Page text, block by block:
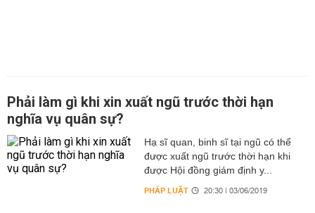
Phải làm gì khi xin xuất ngũ trước thời hạn
nghĩa vụ quân sự?
Hạ sĩ quan, binh sĩ tại ngũ có thể
được xuất ngũ trước thời hạn khi
được Hội đồng giám định y...
PHÁP LUẬT 20:30 | 03/06/2019